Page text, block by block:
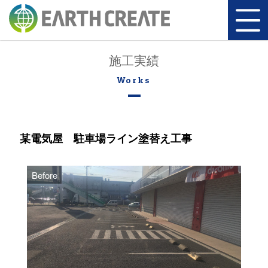
施工実績
某電気屋 駐車場ライン塗替え工事